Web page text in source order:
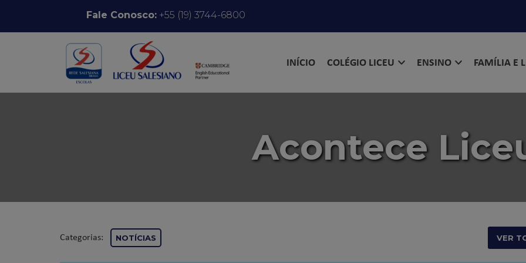
Pular para o conteúdoFale Conosco:+55 (19) 3744-6800
INÍCIO COLÉGIO LICEU ENSINO FAMÍLIA E
Acontece
Categorias: NOTÍCIAS VER